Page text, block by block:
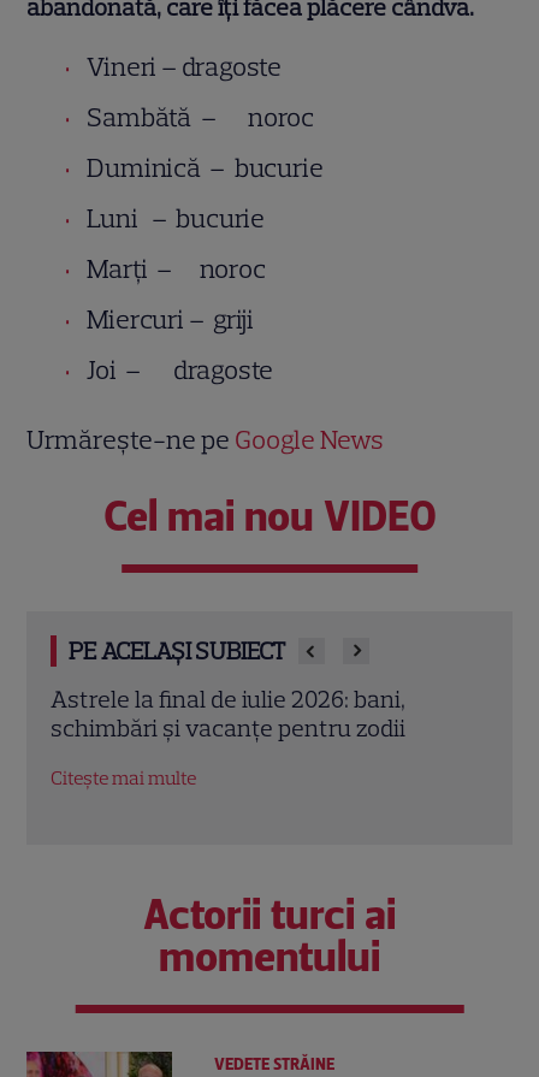
abandonată, care îți făcea plăcere cândva.
Vineri – dragoste
Sambătă – noroc
Duminică – bucurie
Luni – bucurie
Marţi – noroc
Miercuri – griji
Joi – dragoste
Urmărește-ne pe Google News
Cel mai nou VIDEO
PE ACELAȘI SUBIECT
Cristina Demetrescu, horoscop: Zodia
care începe un nou capitol după Luna
Actorii turci ai
momentului
VEDETE STRĂINE